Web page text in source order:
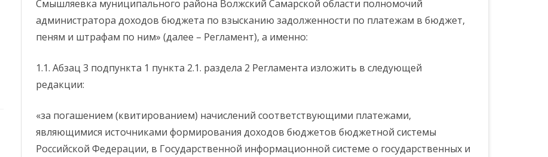
ИМУЩЕСТВЕННОГО
ХАРАКТЕРА
ФОРМЫ ДОКУМЕНТОВ,
ПРОТИВОДЕЙСТВИЕМ
Смышляевка муниципального района Волжский Самарской области полномочий
администратора доходов бюджета по взысканию задолженности по платежам в бюджет,
пеням и штрафам по ним» (далее – Регламент), а именно:
1.1. Абзац 3 подпункта 1 пункта 2.1. раздела 2 Регламента изложить в следующей
редакции:
«за погашением (квитированием) начислений соответствующими платежами,
являющимися источниками формирования доходов бюджетов бюджетной системы
Российской Федерации, в Государственной информационной системе о государственных и